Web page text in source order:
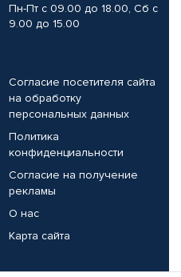
Пн-Пт с 09.00 до 18.00, Сб с
9.00 до 15.00
Согласие посетителя сайта
на обработку
персональных данных
Политика
конфиденциальности
Согласие на получение
рекламы
О нас
Карта сайта